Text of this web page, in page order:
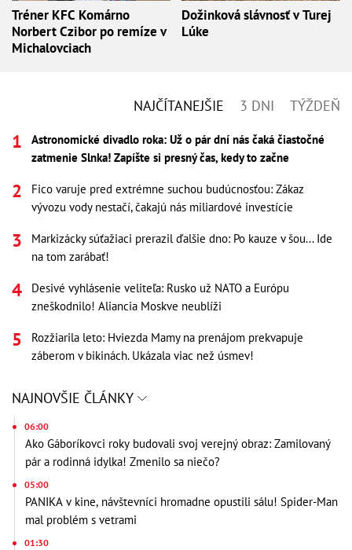
Tréner KFC Komárno
Norbert Czibor po remíze v
Michalovciach
Dožinková slávnosť v Turej
Lúke
NAJČÍTANEJŠIE 3 DNI TÝŽDEŇ
Astronomické divadlo roka: Už o pár dní nás čaká čiastočné
zatmenie Slnka! Zapíšte si presný čas, kedy to začne
Fico varuje pred extrémne suchou budúcnosťou: Zákaz
vývozu vody nestačí, čakajú nás miliardové investície
Markizácky súťažiaci prerazil ďalšie dno: Po kauze v šou... Ide
na tom zarábať!
Desivé vyhlásenie veliteľa: Rusko už NATO a Európu
zneškodnilo! Aliancia Moskve neublíži
Rozžiarila leto: Hviezda Mamy na prenájom prekvapuje
záberom v bikinách. Ukázala viac než úsmev!
NAJNOVŠIE ČLÁNKY
06:00
Ako Gáboríkovci roky budovali svoj verejný obraz: Zamilovaný
pár a rodinná idylka! Zmenilo sa niečo?
05:00
PANIKA v kine, návštevníci hromadne opustili sálu! Spider-Man
mal problém s vetrami
01:30